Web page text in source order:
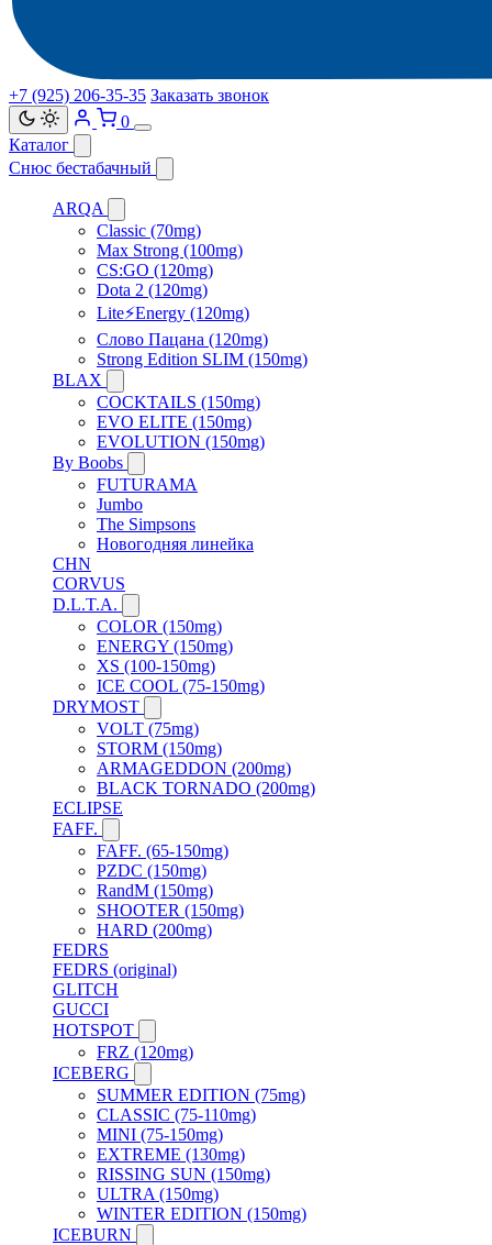
+7 (925) 206‑35‑35 Заказать звонок
0
Каталог
Снюс бестабачный
ARQA
Classic (70mg)
Max Strong (100mg)
CS:GO (120mg)
Dota 2 (120mg)
Lite⚡Energy (120mg)
Слово Пацана (120mg)
Strong Edition SLIM (150mg)
BLAX
COCKTAILS (150mg)
EVO ELITE (150mg)
EVOLUTION (150mg)
By Boobs
FUTURAMA
Jumbo
The Simpsons
Новогодняя линейка
CHN
CORVUS
D.L.T.A.
COLOR (150mg)
ENERGY (150mg)
XS (100-150mg)
ICE COOL (75-150mg)
DRYMOST
VOLT (75mg)
STORM (150mg)
ARMAGEDDON (200mg)
BLACK TORNADO (200mg)
ECLIPSE
FAFF.
FAFF. (65-150mg)
PZDC (150mg)
RandM (150mg)
SHOOTER (150mg)
HARD (200mg)
FEDRS
FEDRS (original)
GLITCH
GUCCI
HOTSPOT
FRZ (120mg)
ICEBERG
SUMMER EDITION (75mg)
CLASSIC (75-110mg)
MINI (75-150mg)
EXTREME (130mg)
RISSING SUN (150mg)
ULTRA (150mg)
WINTER EDITION (150mg)
ICEBURN